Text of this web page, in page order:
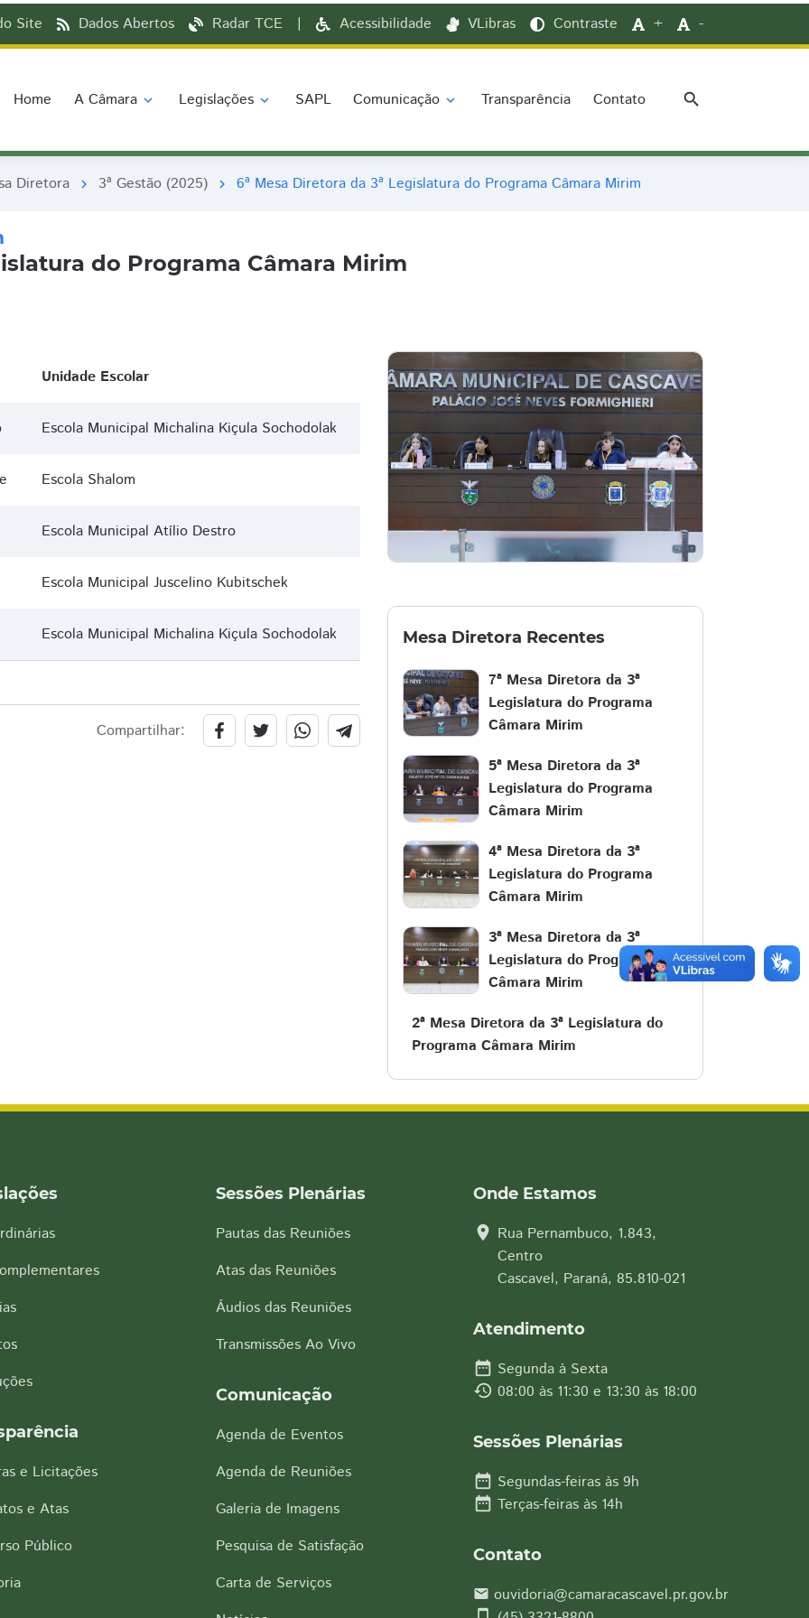
Site Dados Abertos Radar TCE | Acessibilidade VLibras Contraste + -
Home A Câmara expand_more Legislações expand_more SAPL Comunicação expand_more Transparência Contato search
Diretora chevron_right 3ª Gestão (2025) chevron_right 6ª Mesa Diretora da 3ª Legislatura do Programa Câmara Mirim
do Programa Câmara Mirim
Unidade Escolar
Escola Municipal Michalina Kiçula Sochodolak
Escola Shalom
Escola Municipal Atílio Destro
Escola Municipal Juscelino Kubitschek
Escola Municipal Michalina Kiçula Sochodolak
Compartilhar:
Mesa Diretora Recentes
7ª Mesa Diretora da 3ª
Legislatura do Programa
Câmara Mirim
5ª Mesa Diretora da 3ª
Legislatura do Programa
Câmara Mirim
4ª Mesa Diretora da 3ª
Legislatura do Programa
Câmara Mirim
3ª Mesa Diretora da 3ª
Legislatura do Programa
Câmara Mirim
2ª Mesa Diretora da 3ª Legislatura do
Programa Câmara Mirim
e Licitações
e Atas
Público
Sessões Plenárias
Pautas das Reuniões
Atas das Reuniões
Áudios das Reuniões
Transmissões Ao Vivo
Comunicação
Agenda de Eventos
Agenda de Reuniões
Galeria de Imagens
Pesquisa de Satisfação
Carta de Serviços
Onde Estamos
location_on Rua Pernambuco, 1.843,
Centro
Cascavel, Paraná, 85.810-021
Atendimento
date_range Segunda à Sexta
history 08:00 às 11:30 e 13:30 às 18:00
Sessões Plenárias
date_range Segundas-feiras às 9h
date_range Terças-feiras às 14h
Contato
email ouvidoria@camaracascavel.pr.gov.br